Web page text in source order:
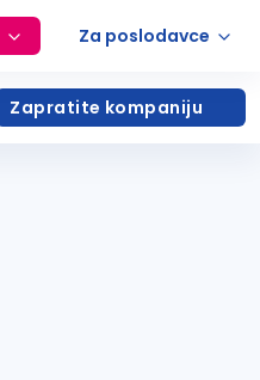
Za poslodavce
Zapratite kompaniju